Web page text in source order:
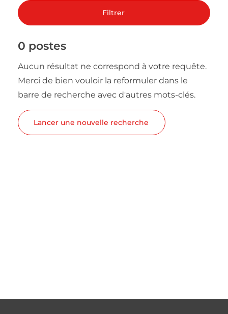
Filtrer
0 postes
Aucun résultat ne correspond à votre requête.
Merci de bien vouloir la reformuler dans le
barre de recherche avec d'autres mots-clés.
Lancer une nouvelle recherche